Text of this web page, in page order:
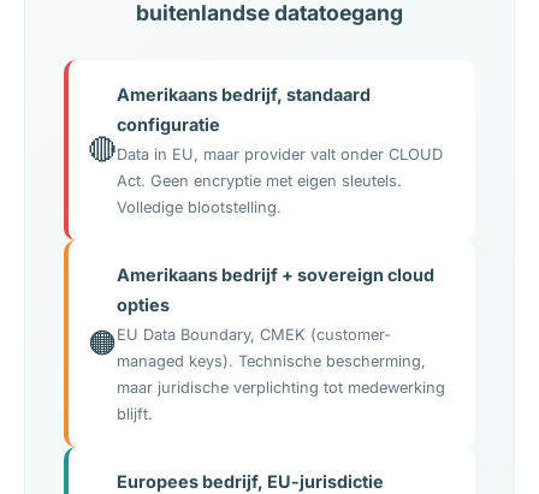
buitenlandse datatoegang
🔴
Amerikaans bedrijf, standaard
configuratie
Data in EU, maar provider valt onder CLOUD
Act. Geen encryptie met eigen sleutels.
Volledige blootstelling.
🟠
Amerikaans bedrijf + sovereign cloud
opties
EU Data Boundary, CMEK (customer-
managed keys). Technische bescherming,
maar juridische verplichting tot medewerking
blijft.
Europees bedrijf, EU-jurisdictie